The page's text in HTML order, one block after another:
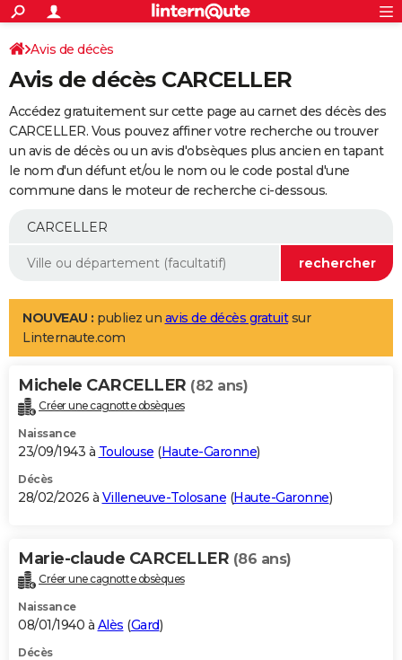
ACTUALITÉS
Politique
Société
Faits Divers
Education
Monde
Villes
+
SPORT
Coupe du monde 2026
Football
Tennis
Cyclisme
Rugby
Forum
Programme TV
TNT
Streaming
Cinéma
Sorties cinéma
Musique
+
FINANCE
Impôts
Immobilier
Risques naturels par ville
Banque
Assurance
Crédit
AUTO
Essais
Réserver un essai
Citadines
Berlines
SUV
Forum auto
+
Mobiles
Meilleur smartphone
Internet
Ordinateurs
Jeux vidéo
Guide high-tech
Aménagement intérieur
LIFESTYLE
Art de vivre
Bien-être
Loisirs
Mode
Modes de vie
Alimentation
Guide de la santé
Maladies
Médicaments
Sommeil
VOYAGE
Destinations
City break
Voyage nature
Voyage de noces
Forum
Climat
+PHOTO
GUIDES D'ACHAT
BONS PLANS
Carte de Noël
Carte Bonne année
Carte Saint-Valentin
Carte Pâques
Carte d'anniversaire
DICTIONNAIRE
Dictionnaire
Biographies
Citations
Expressions
Proverbes
PROGRAMME TV
Avis de décès
Avis de décès CARCELLER
Accédez gratuitement sur cette page au carnet des décès des
CARCELLER. Vous pouvez affiner votre recherche ou trouver
un avis de décès ou un avis d'obsèques plus ancien en tapant
le nom d'un défunt et/ou le nom ou le code postal d'une
commune dans le moteur de recherche ci-dessous.
NOUVEAU : publiez un avis de décès gratuitsur
Linternaute.com
Michele CARCELLER (82 ans)
Créer une cagnotte obsèques
Naissance
23/09/1943 à Toulouse (Haute-Garonne)
Décès
28/02/2026 à Villeneuve-Tolosane (Haute-Garonne)
Marie-claude CARCELLER (86 ans)
Créer une cagnotte obsèques
Naissance
08/01/1940 à Alès (Gard)
Décès